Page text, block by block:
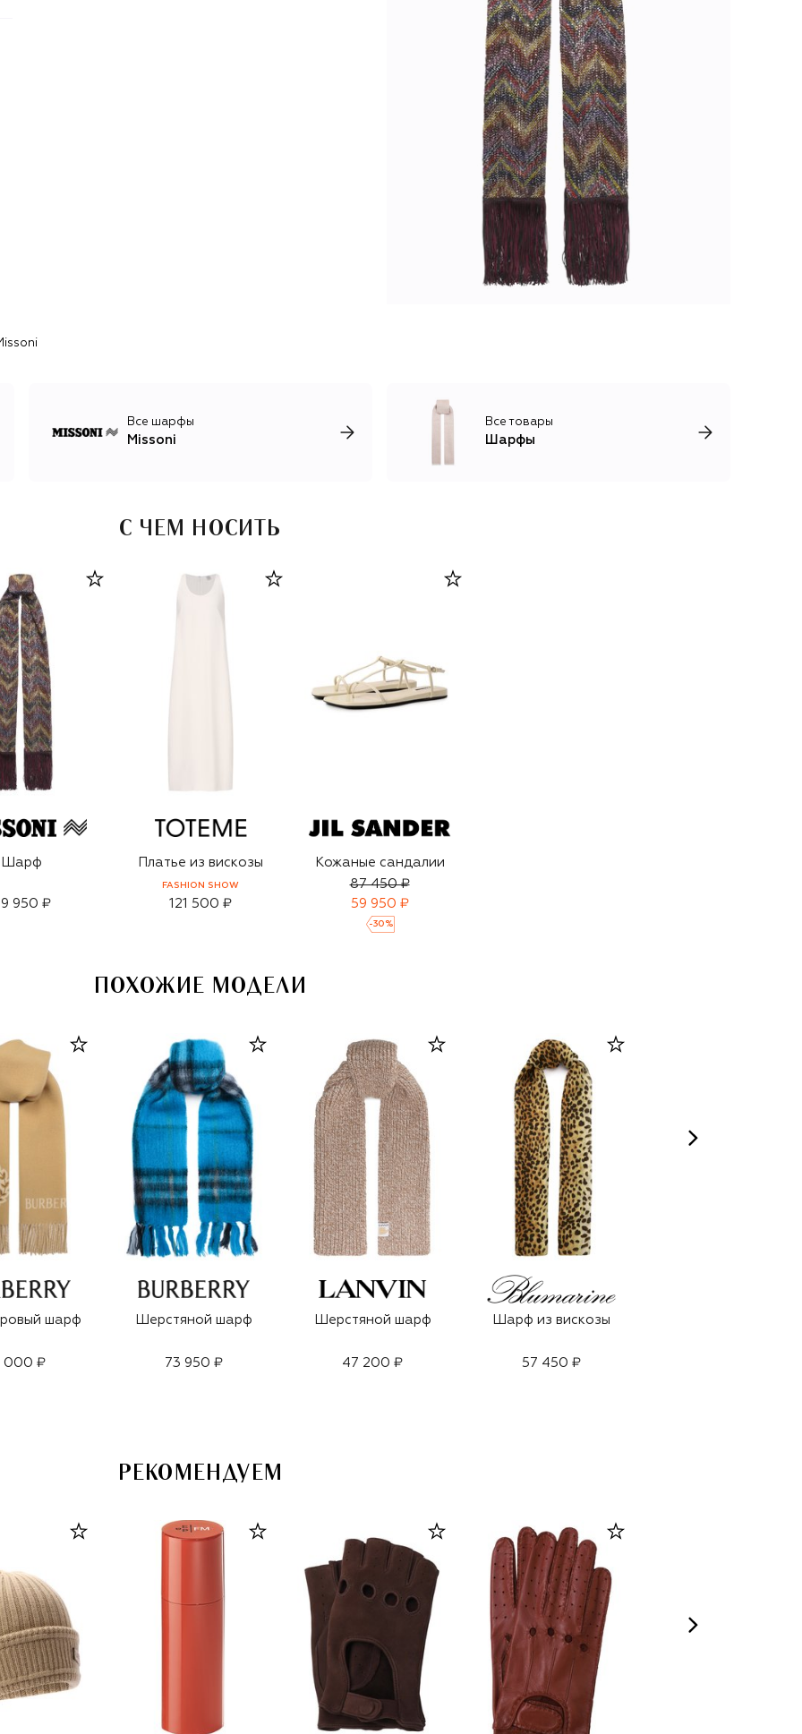
Все шарфы
Missoni
Все товары
Шарфы
С ЧЕМ НОСИТЬ
Шарф
950 ₽
Платье из вискозы
FASHION SHOW
121 500 ₽
Кожаные сандалии
87 450 ₽
59 950 ₽
-30 %
ПОХОЖИЕ МОДЕЛИ
шарф
000 ₽
Шерстяной шарф
73 950 ₽
Шерстяной шарф
47 200 ₽
Шарф из вискозы
57 450 ₽
РЕКОМЕНДУЕМ